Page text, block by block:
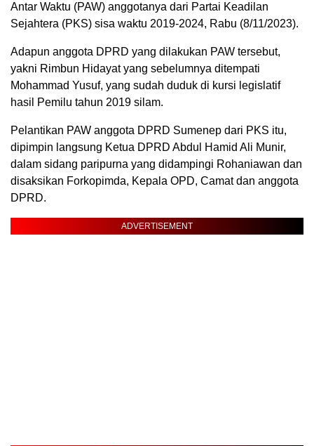
Antar Waktu (PAW) anggotanya dari Partai Keadilan
Sejahtera (PKS) sisa waktu 2019-2024, Rabu (8/11/2023).
Adapun anggota DPRD yang dilakukan PAW tersebut,
yakni Rimbun Hidayat yang sebelumnya ditempati
Mohammad Yusuf, yang sudah duduk di kursi legislatif
hasil Pemilu tahun 2019 silam.
Pelantikan PAW anggota DPRD Sumenep dari PKS itu,
dipimpin langsung Ketua DPRD Abdul Hamid Ali Munir,
dalam sidang paripurna yang didampingi Rohaniawan dan
disaksikan Forkopimda, Kepala OPD, Camat dan anggota
DPRD.
ADVERTISEMENT